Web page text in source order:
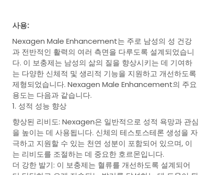
사용:
Nexagen Male Enhancement는 주로 남성의 성 건강
과 전반적인 활력의 여러 측면을 다루도록 설계되었습니
다. 이 보충제는 남성의 삶의 질을 향상시키는 데 기여하
는 다양한 신체적 및 생리적 기능을 지원하고 개선하도록
제형되었습니다. Nexagen Male Enhancement의 주요
용도는 다음과 같습니다.
1. 성적 성능 향상
향상된 리비도: Nexagen은 일반적으로 성적 욕망과 관심
을 높이는 데 사용됩니다. 신체의 테스토스테론 생성을 자
극하고 지원할 수 있는 천연 성분이 포함되어 있으며, 이
는 리비도를 조절하는 데 중요한 호르몬입니다.
더 강한 발기: 이 보충제는 혈류를 개선하도록 설계되어